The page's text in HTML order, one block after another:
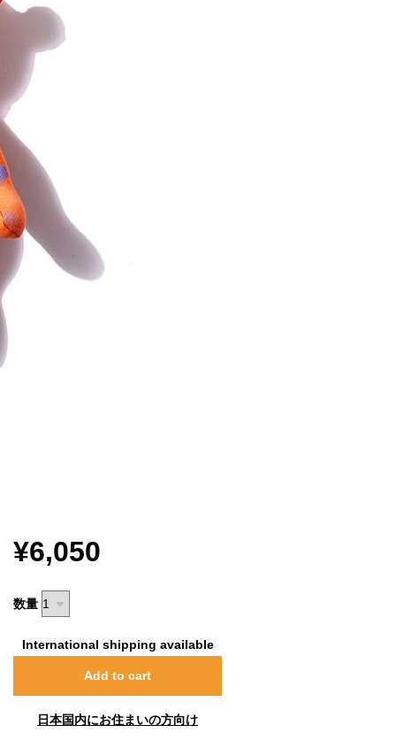
¥6,050
数量
International shipping available
Add to cart
日本国内にお住まいの方向け